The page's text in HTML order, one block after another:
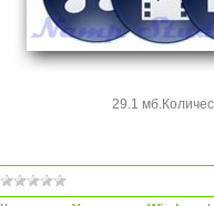
29.1 мб.